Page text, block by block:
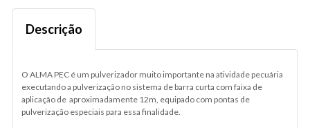
Descrição
O ALMA PEC é um pulverizador muito importante na atividade pecuária
executando a pulverização no sistema de barra curta com faixa de
aplicação de aproximadamente 12m, equipado com pontas de
pulverização especiais para essa finalidade.